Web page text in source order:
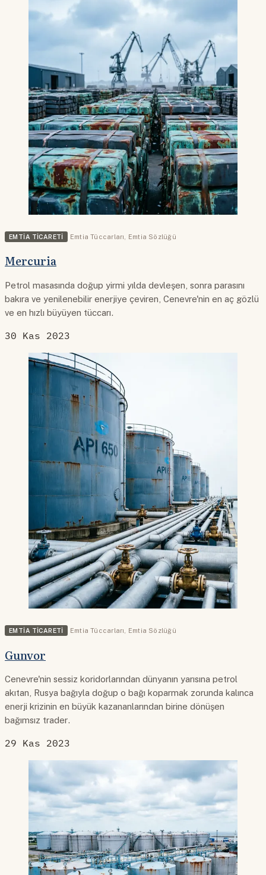
EMTIA TICARETI Emtia Tüccarları Emtia Sözlüğü
Mercuria
Petrol masasında doğup yirmi yılda devleşen, sonra parasını
bakıra ve yenilenebilir enerjiye çeviren, Cenevre'nin en aç gözlü
ve en hızlı büyüyen tüccarı.
30 Kas 2023
EMTIA TICARETI Emtia Tüccarları Emtia Sözlüğü
Gunvor
Cenevre'nin sessiz koridorlarından dünyanın yarısına petrol
akıtan, Rusya bağıyla doğup o bağı koparmak zorunda kalınca
enerji krizinin en büyük kazananlarından birine dönüşen
bağımsız trader.
29 Kas 2023